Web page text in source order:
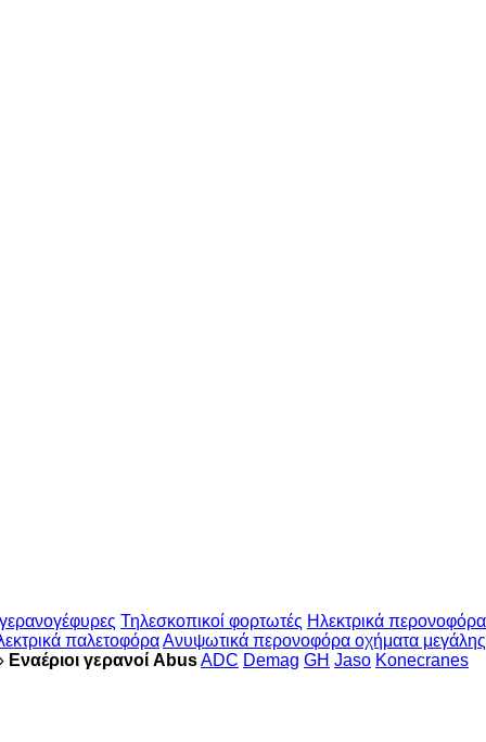
Τηλεσκοπικοί φορτωτές Ηλεκτρικά περονοφόρα
παλετοφόραΑνυψωτικά περονοφόρα οχήματα μεγάλης
Εναέριοι γερανοί AbusADC Demag GH Jaso Konecranes